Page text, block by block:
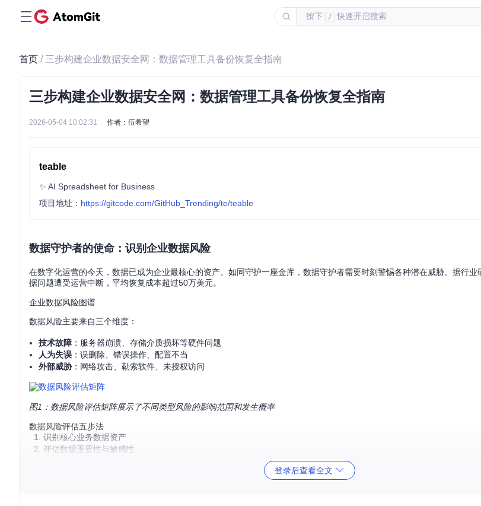
按下 / 快速开启搜索
首页 / 三步构建企业数据安全网：数据管理工具备份恢复全指南
三步构建企业数据安全网：数据管理工具备份恢复全指南
2026-05-04 10:02:31 作者：伍希望
teable
✨ AI Spreadsheet for Business
项目地址： https://gitcode.com/GitHub_Trending/te/teable
数据守护者的使命：识别企业数据风险
在数字化运营的今天，数据已成为企业最核心的资产。如同守护一座金库，数据守护者需要时刻警惕各种潜在威胁。据行业
据问题遭受运营中断，平均恢复成本超过50万美元。
企业数据风险图谱
数据风险主要来自三个维度：
技术故障 ：服务器崩溃、存储介质损坏等硬件问题
人为失误 ：误删除、错误操作、配置不当
外部威胁：网络攻击、勒索软件、未授权访问
图1：数据风险评估矩阵展示了不同类型风险的影响范围和发生概率
数据风险评估五步法
识别核心业务数据资产
评估数据重要性与敏感性
登录后查看全文